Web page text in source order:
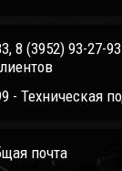
8 (3952) 93-27-
- Техническая
почта